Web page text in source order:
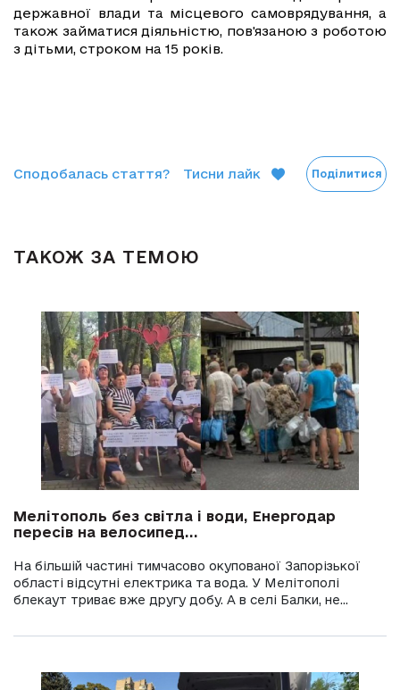
державної влади та місцевого самоврядування, а
також займатися діяльністю, пов'язаною з роботою
з дітьми, строком на 15 років.
Сподобалась стаття? Тисни лайк Поділитися
ТАКОЖ ЗА ТЕМОЮ
Мелітополь без світла і води, Енергодар
пересів на велосипед...
На більшій частині тимчасово окупованої Запорізької
області відсутні електрика та вода. У Мелітополі
блекаут триває вже другу добу. А в селі Балки, не...